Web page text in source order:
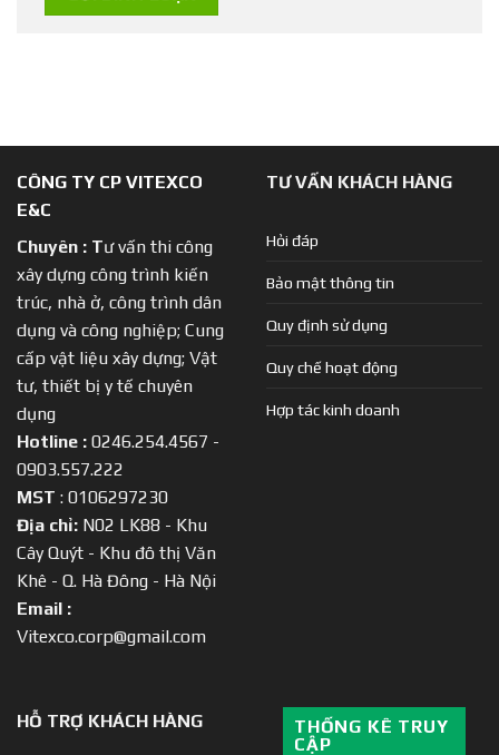
CÔNG TY CP VITEXCO
E&C
Chuyên : Tư vấn thi công
xây dựng công trình kiến
trúc, nhà ở, công trình dân
dụng và công nghiệp; Cung
cấp vật liệu xây dựng; Vật
tư, thiết bị y tế chuyên
dụng
Hotline : 0246.254.4567 -
0903.557.222
MST : 0106297230
Địa chỉ: N02 LK88 - Khu
Cây Quýt - Khu đô thị Văn
Khê - Q. Hà Đông - Hà Nội
Email :
Vitexco.corp@gmail.com
TƯ VẤN KHÁCH HÀNG
Hỏi đáp
Bảo mật thông tin
Quy định sử dụng
Quy chế hoạt động
Hợp tác kinh doanh
HỖ TRỢ KHÁCH HÀNG
THỐNG KÊ TRUY
CẬP